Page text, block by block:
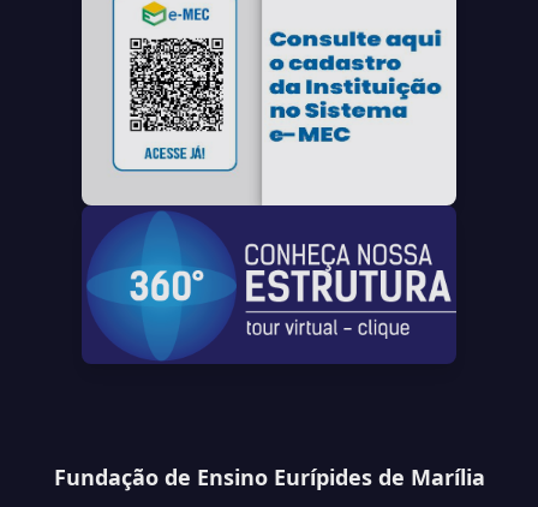
Fundação de Ensino Eurípides de Marília